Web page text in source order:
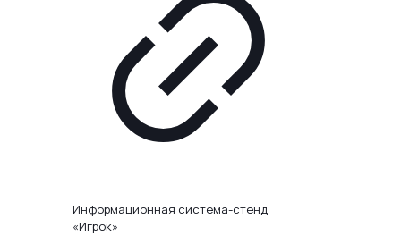
Информационная система-стенд
«Игрок»